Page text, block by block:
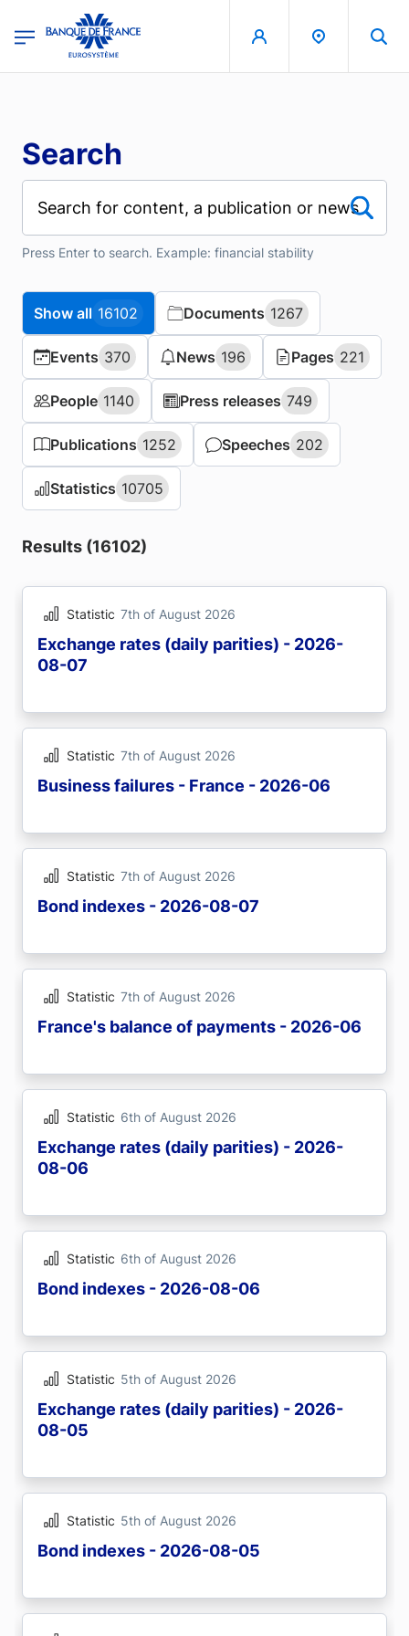
Search
Press Enter to search. Example: financial stability
Show all 16102
Show all 16102 Documents 1267
Documents 1267
Events 370
Events 370 News 196
News 196 Pages 221
Pages 221
People 1140
People 1140 Press releases 749
Press releases 749
Publications 1252
Publications 1252 Speeches 202
Speeches 202
Statistics 10705
Statistics 10705
Results (16102)
Statistic 7th of August 2026
Exchange rates (daily parities) - 2026-
08-07
Statistic 7th of August 2026
Business failures - France - 2026-06
Statistic 7th of August 2026
Bond indexes - 2026-08-07
Statistic 7th of August 2026
France's balance of payments - 2026-06
Statistic 6th of August 2026
Exchange rates (daily parities) - 2026-
08-06
Statistic 6th of August 2026
Bond indexes - 2026-08-06
Statistic 5th of August 2026
Exchange rates (daily parities) - 2026-
08-05
Statistic 5th of August 2026
Bond indexes - 2026-08-05